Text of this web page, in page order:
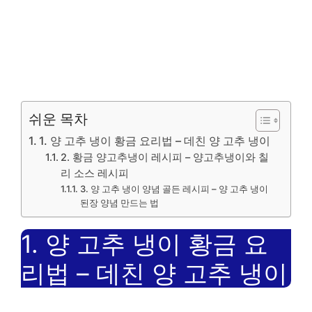
쉬운 목차
1. 양 고추 냉이 황금 요리법 – 데친 양 고추 냉이
2. 황금 양고추냉이 레시피 – 양고추냉이와 칠
리 소스 레시피
3. 양 고추 냉이 양념 골든 레시피 – 양 고추 냉이
된장 양념 만드는 법
1. 양 고추 냉이 황금 요
리법 – 데친 양 고추 냉이